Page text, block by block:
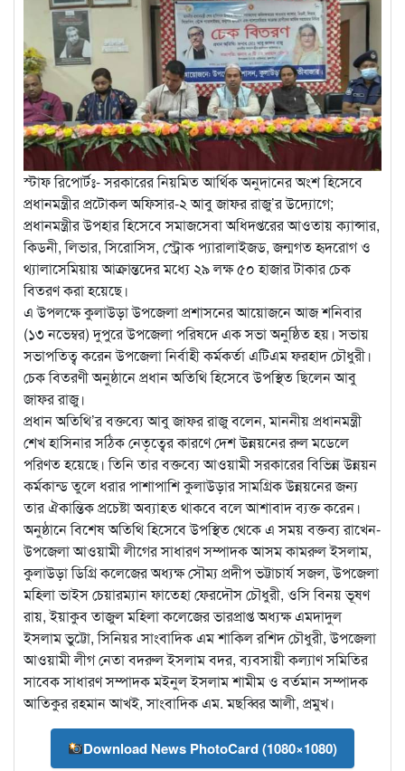
স্টাফ রিপোর্টঃ- সরকারের নিয়মিত আর্থিক অনুদানের অংশ হিসেবে
প্রধানমন্ত্রীর প্রটোকল অফিসার-২ আবু জাফর রাজু’র উদ্যোগে;
প্রধানমন্ত্রীর উপহার হিসেবে সমাজসেবা অধিদপ্তরের আওতায় ক্যান্সার,
কিডনী, লিভার, সিরোসিস, স্ট্রোক প্যারালাইজড, জন্মগত হৃদরোগ ও
থ্যালাসেমিয়ায় আক্রান্তদের মধ্যে ২৯ লক্ষ ৫০ হাজার টাকার চেক
বিতরণ করা হয়েছে।
এ উপলক্ষে কুলাউড়া উপজেলা প্রশাসনের আয়োজনে আজ শনিবার
(১৩ নভেম্বর) দুপুরে উপজেলা পরিষদে এক সভা অনুষ্ঠিত হয়। সভায়
সভাপতিত্ব করেন উপজেলা নির্বাহী কর্মকর্তা এটিএম ফরহাদ চৌধুরী।
চেক বিতরণী অনুষ্ঠানে প্রধান অতিথি হিসেবে উপস্থিত ছিলেন আবু
জাফর রাজু।
প্রধান অতিথি’র বক্তব্যে আবু জাফর রাজু বলেন, মাননীয় প্রধানমন্ত্রী
শেখ হাসিনার সঠিক নেতৃত্বের কারণে দেশ উন্নয়নের রুল মডেলে
পরিণত হয়েছে। তিনি তার বক্তব্যে আওয়ামী সরকারের বিভিন্ন উন্নয়ন
কর্মকান্ড তুলে ধরার পাশাপাশি কুলাউড়ার সামগ্রিক উন্নয়নের জন্য
তার ঐকান্তিক প্রচেষ্টা অব্যাহত থাকবে বলে আশাবাদ ব্যক্ত করেন।
অনুষ্ঠানে বিশেষ অতিথি হিসেবে উপস্থিত থেকে এ সময় বক্তব্য রাখেন-
উপজেলা আওয়ামী লীগের সাধারণ সম্পাদক আসম কামরুল ইসলাম,
কুলাউড়া ডিগ্রি কলেজের অধ্যক্ষ সৌম্য প্রদীপ ভট্টাচার্য সজল, উপজেলা
মহিলা ভাইস চেয়ারম্যান ফাতেহা ফেরদৌস চৌধুরী, ওসি বিনয় ভূষণ
রায়, ইয়াকুব তাজুল মহিলা কলেজের ভারপ্রাপ্ত অধ্যক্ষ এমদাদুল
ইসলাম ভুট্টো, সিনিয়র সাংবাদিক এম শাকিল রশিদ চৌধুরী, উপজেলা
আওয়ামী লীগ নেতা বদরুল ইসলাম বদর, ব্যবসায়ী কল্যাণ সমিতির
সাবেক সাধারণ সম্পাদক মইনুল ইসলাম শামীম ও বর্তমান সম্পাদক
আতিকুর রহমান আখই, সাংবাদিক এম. মছব্বির আলী, প্রমুখ।
Download News PhotoCard (1080×1080)